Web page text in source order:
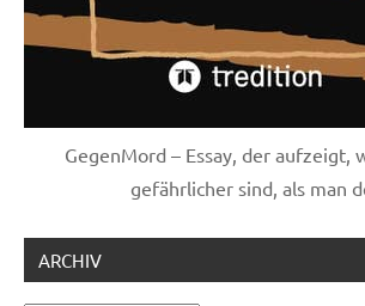
GegenMord – Essay, der aufzeigt,
gefährlicher sind, als man
ARCHIV